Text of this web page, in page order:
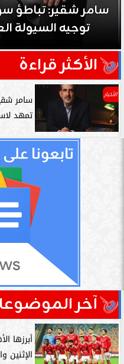
سامر شقير: تباطؤ
توجيه السيولة
الأكثر قراءة
الأخبار
تمهد
آخر
أبرزها
الإثنين